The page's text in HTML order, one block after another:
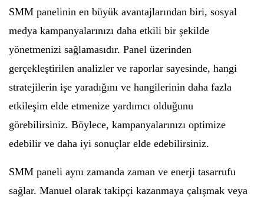
SMM panelinin en büyük avantajlarından biri, sosyal
medya kampanyalarınızı daha etkili bir şekilde
yönetmenizi sağlamasıdır. Panel üzerinden
gerçekleştirilen analizler ve raporlar sayesinde, hangi
stratejilerin işe yaradığını ve hangilerinin daha fazla
etkileşim elde etmenize yardımcı olduğunu
görebilirsiniz. Böylece, kampanyalarınızı optimize
edebilir ve daha iyi sonuçlar elde edebilirsiniz.
SMM paneli aynı zamanda zaman ve enerji tasarrufu
sağlar. Manuel olarak takipçi kazanmaya çalışmak veya